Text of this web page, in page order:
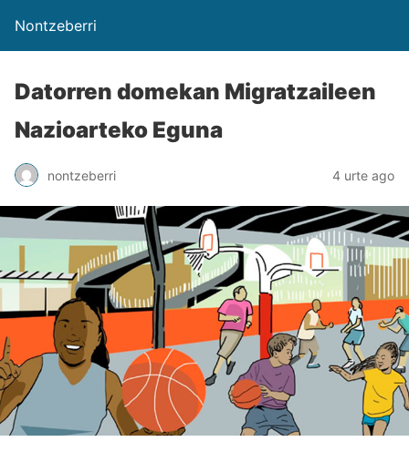
Nontzeberri
Datorren domekan Migratzaileen
Nazioarteko Eguna
nontzeberri 4 urte ago